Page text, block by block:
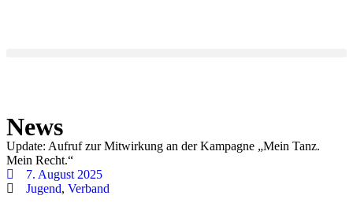
News
Update: Aufruf zur Mitwirkung an der Kampagne „Mein Tanz.
Mein Recht.“
7. August 2025
Jugend, Verband